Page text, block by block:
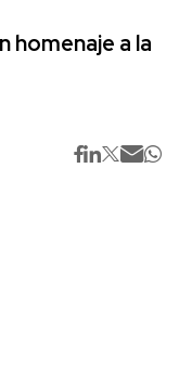
homenaje a la